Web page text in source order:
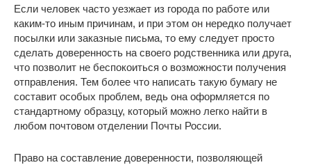
Если человек часто уезжает из города по работе или
каким-то иным причинам, и при этом он нередко получает
посылки или заказные письма, то ему следует просто
сделать доверенность на своего родственника или друга,
что позволит не беспокоиться о возможности получения
отправления. Тем более что написать такую бумагу не
составит особых проблем, ведь она оформляется по
стандартному образцу, который можно легко найти в
любом почтовом отделении Почты России.
Право на составление доверенности, позволяющей